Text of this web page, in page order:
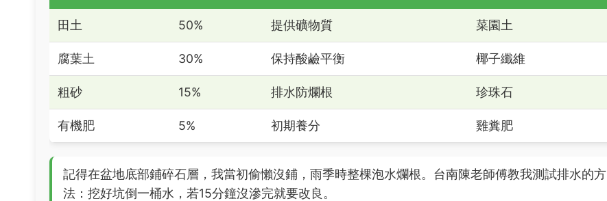
田土 50% 提供礦物質 菜園土
腐葉土 30% 保持酸鹼平衡 椰子纖維
粗砂 15% 排水防爛根 珍珠石
有機肥 5% 初期養分 雞糞肥
記得在盆地底部鋪碎石層，我當初偷懶沒鋪，雨季時整棵泡水爛根。台南陳老師傅教我測試排水的方
法：挖好坑倒一桶水，若15分鐘沒滲完就要改良。